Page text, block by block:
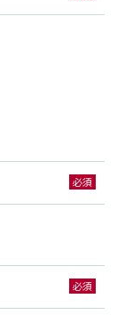
必須
必須